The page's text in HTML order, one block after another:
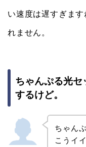
い速度は遅すぎま
れません。
ちゃんぷる光
するけど。
ちゃん
こうイ